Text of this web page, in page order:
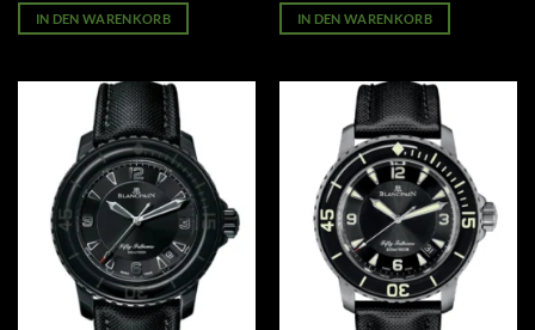
war:
499.00 €
ist:
269.00 €.
IN DEN WARENKORB
war:
499.00 €
ist:
269.00 €.
IN DEN WARENKORB